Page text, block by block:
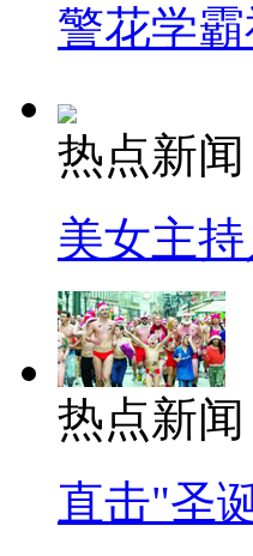
警花学
热点新闻
美女主
热点新闻
直击"圣